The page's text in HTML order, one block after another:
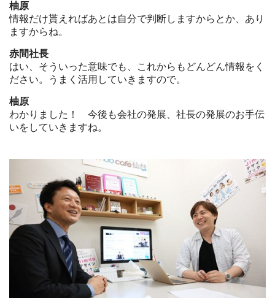
柚原
情報だけ貰えればあとは自分で判断しますからとか、あり
ますからね。
赤間社長
はい、そういった意味でも、これからもどんどん情報をく
ださい。うまく活用していきますので。
柚原
わかりました！ 今後も会社の発展、社長の発展のお手伝
いをしていきますね。